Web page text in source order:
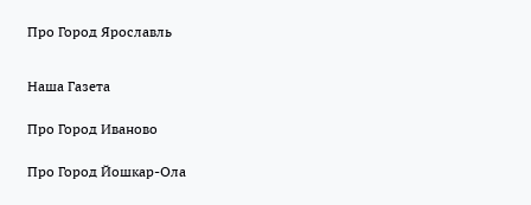
Про Город Ярославль
Наша Газета
Про Город Иваново
Про Город Йошкар-Ола